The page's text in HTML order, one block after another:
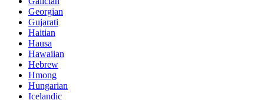
Georgian
Gujarati
Haitian
Hausa
Hawaiian
Hebrew
Hmong
Hungarian
Icelandic